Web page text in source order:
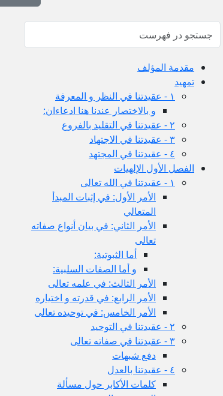
مقدمة المؤلف
تمهيد
١ - عقيدتنا في النظر و المعرفة
و بالاختصار عندنا هنا ادعاءان:
٢ - عقيدتنا في التقليد بالفروع
٣ - عقيدتنا في الاجتهاد
٤ - عقيدتنا في المجتهد
الفصل الأول الإلهيات
١ - عقيدتنا في الله تعالى
الأمر الأول: في إثبات المبدأ
المتعالي
الأمر الثاني: في بيان أنواع صفاته
تعالى
أما الثبوتية:
و أما الصفات السلبية:
الأمر الثالث: في علمه تعالى
الأمر الرابع: في قدرته و اختياره
الأمر الخامس: في توحيده تعالى
٢ - عقيدتنا في التوحيد
٣ - عقيدتنا في صفاته تعالى
دفع شبهات
٤ - عقيدتنا بالعدل
كلمات الأكابر حول مسألة